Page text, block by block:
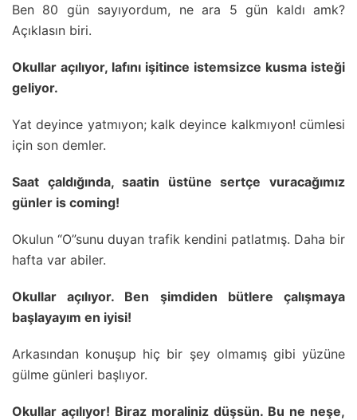
Ben 80 gün sayıyordum, ne ara 5 gün kaldı amk?
Açıklasın biri.
Okullar açılıyor, lafını işitince istemsizce kusma isteği
geliyor.
Yat deyince yatmıyon; kalk deyince kalkmıyon! cümlesi
için son demler.
Saat çaldığında, saatin üstüne sertçe vuracağımız
günler is coming!
Okulun “O”sunu duyan trafik kendini patlatmış. Daha bir
hafta var abiler.
Okullar açılıyor. Ben şimdiden bütlere çalışmaya
başlayayım en iyisi!
Arkasından konuşup hiç bir şey olmamış gibi yüzüne
gülme günleri başlıyor.
Okullar açılıyor! Biraz moraliniz düşsün. Bu ne neşe,